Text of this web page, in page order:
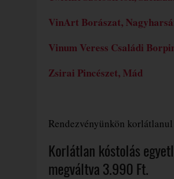
VinArt Borászat,
Vinum Veress Családi
Zsirai Pincészet, Mád
Rendezvényünkön
Korlátlan kóstolás
megváltva 3.990 Ft.